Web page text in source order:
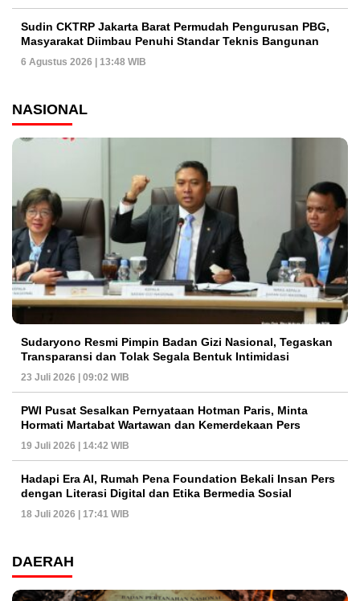
Sudin CKTRP Jakarta Barat Permudah Pengurusan PBG,
Masyarakat Diimbau Penuhi Standar Teknis Bangunan
6 Agustus 2026 | 13:48 WIB
NASIONAL
Sudaryono Resmi Pimpin Badan Gizi Nasional, Tegaskan
Transparansi dan Tolak Segala Bentuk Intimidasi
23 Juli 2026 | 09:02 WIB
PWI Pusat Sesalkan Pernyataan Hotman Paris, Minta
Hormati Martabat Wartawan dan Kemerdekaan Pers
19 Juli 2026 | 14:42 WIB
Hadapi Era AI, Rumah Pena Foundation Bekali Insan Pers
dengan Literasi Digital dan Etika Bermedia Sosial
18 Juli 2026 | 17:41 WIB
DAERAH